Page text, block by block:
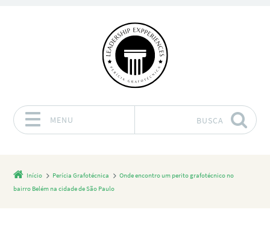
MENU BUSCA
Início Perícia Grafotécnica
Onde encontro um perito grafotécnico no
bairro Belém na cidade de São Paulo